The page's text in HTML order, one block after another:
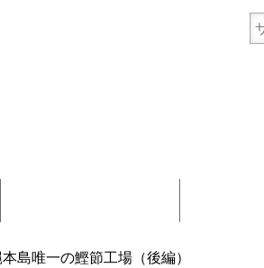
島唯一の鰹節工場（後編）